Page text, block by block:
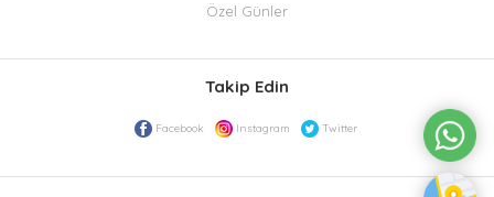
Özel Günler
Takip Edin
Facebook Instagram Twitter